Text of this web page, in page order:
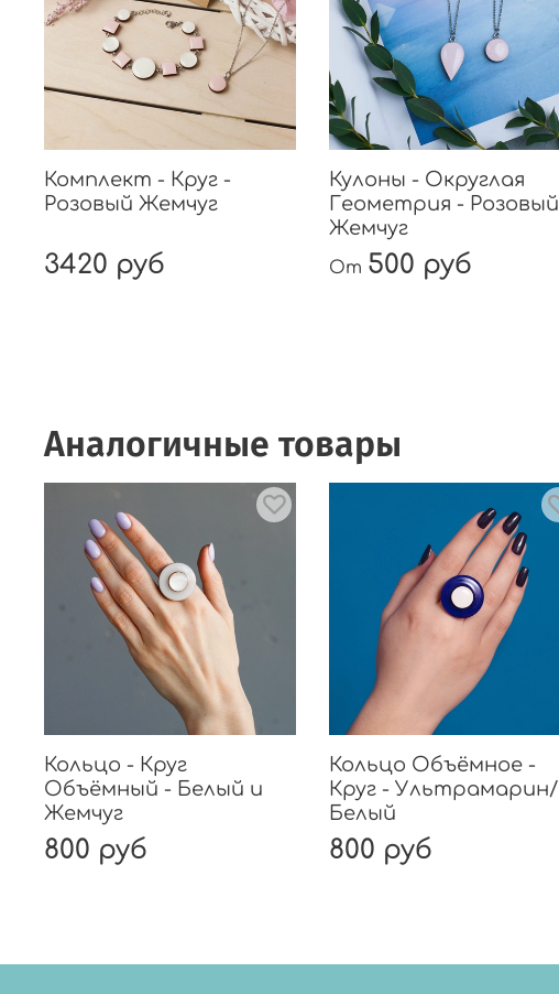
Комплект - Круг -
Розовый Жемчуг
3420 руб
Кулоны - Округлая
Геометрия - Розовый
Жемчуг
От 500 руб
Аналогичные товары
Кольцо - Круг
Объёмный - Белый и
Жемчуг
800 руб
Кольцо Объёмное -
Круг - Ультрамарин/
Белый
800 руб